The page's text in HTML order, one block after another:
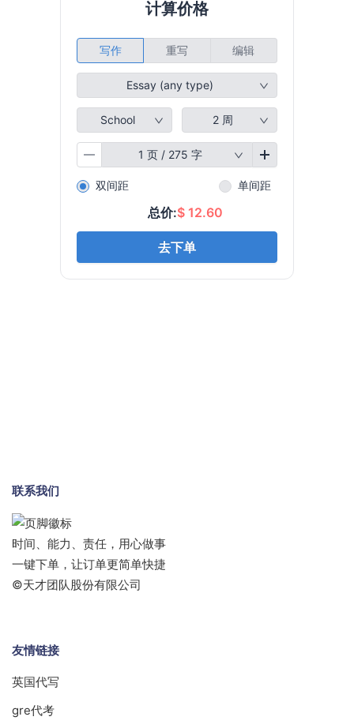
联系我们
时间、能力、责任，用心做事
一键下单，让订单更简单快捷
©天才团队股份有限公司
友情链接
英国代写
gre代考